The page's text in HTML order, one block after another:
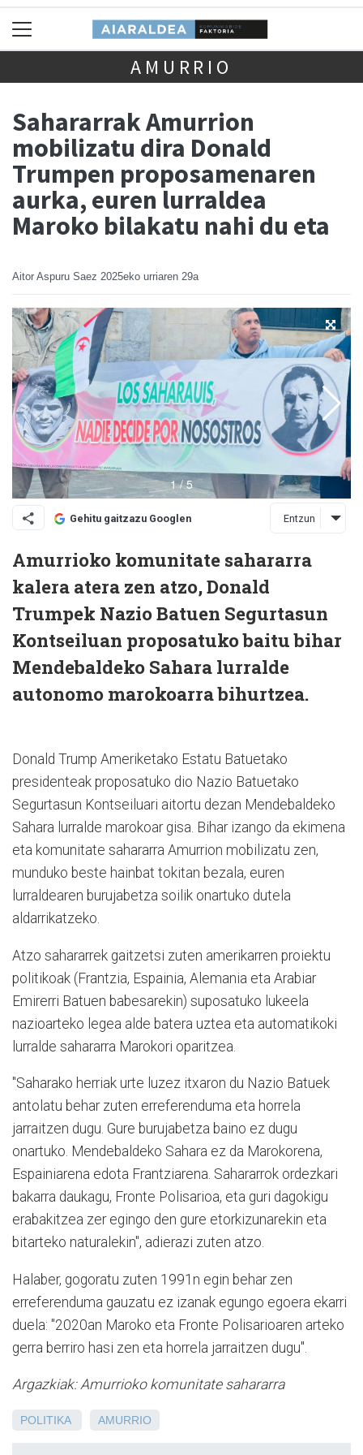
AMURRIO
Sahararrak Amurrion
mobilizatu dira Donald
Trumpen proposamenaren
aurka, euren lurraldea
Maroko bilakatu nahi du eta
Aitor Aspuru Saez 2025eko urriaren 29a
Gehitu gaitzazu Googlen Entzun
Amurrioko komunitate sahararra
kalera atera zen atzo, Donald
Trumpek Nazio Batuen Segurtasun
Kontseiluan proposatuko baitu bihar
Mendebaldeko Sahara lurralde
autonomo marokoarra bihurtzea.
Donald Trump Ameriketako Estatu Batuetako
presidenteak proposatuko dio Nazio Batuetako
Segurtasun Kontseiluari aitortu dezan Mendebaldeko
Sahara lurralde marokoar gisa. Bihar izango da ekimena
eta komunitate sahararra Amurrion mobilizatu zen,
munduko beste hainbat tokitan bezala, euren
lurraldearen burujabetza soilik onartuko dutela
aldarrikatzeko.
Atzo sahararrek gaitzetsi zuten amerikarren proiektu
politikoak (Frantzia, Espainia, Alemania eta Arabiar
Emirerri Batuen babesarekin) suposatuko lukeela
nazioarteko legea alde batera uztea eta automatikoki
lurralde sahararra Marokori oparitzea.
"Saharako herriak urte luzez itxaron du Nazio Batuek
antolatu behar zuten erreferenduma eta horrela
jarraitzen dugu. Gure burujabetza baino ez dugu
onartuko. Mendebaldeko Sahara ez da Marokorena,
Espainiarena edota Frantziarena. Sahararrok ordezkari
bakarra daukagu, Fronte Polisarioa, eta guri dagokigu
erabakitzea zer egingo den gure etorkizunarekin eta
bitarteko naturalekin", adierazi zuten atzo.
Halaber, gogoratu zuten 1991n egin behar zen
erreferenduma gauzatu ez izanak egungo egoera ekarri
duela: "2020an Maroko eta Fronte Polisarioaren arteko
gerra berriro hasi zen eta horrela jarraitzen dugu".
Argazkiak: Amurrioko komunitate sahararra
POLITIKA AMURRIO